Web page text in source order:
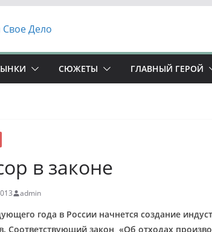
СЮЖЕТЫ ГЛАВНЫЙ ГЕРОЙ
в законе
admin
года в России начнется создание
Соответствующий закон «Об отходах